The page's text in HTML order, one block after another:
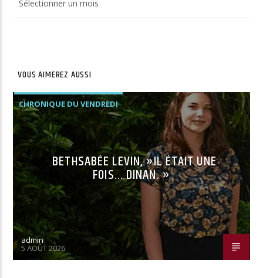
du
VOUS AIMEREZ AUSSI
CHRONIQUE DU VENDREDI
BETHSABÉE LEVIN, »IL ÉTAIT UNE
FOIS… DINAN. »
admin
5 AOÛT 2026